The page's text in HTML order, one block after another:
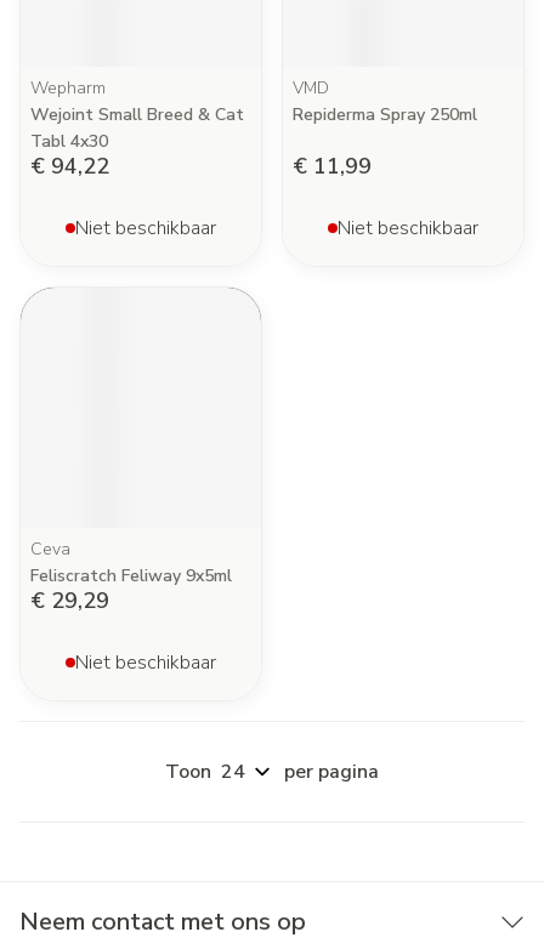
Wepharm
Wejoint Small Breed & Cat
Tabl 4x30
€ 94,22
Niet beschikbaar
VMD
Repiderma Spray 250ml
€ 11,99
Niet beschikbaar
Ceva
Feliscratch Feliway 9x5ml
€ 29,29
Niet beschikbaar
Toon per pagina
Neem contact met ons op